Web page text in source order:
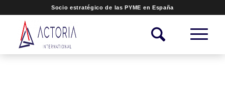
Socio estratégico de las PYME en España